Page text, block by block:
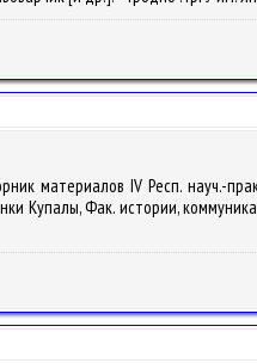
материалов IV Респ. науч.-
Купалы, Фак. истории,